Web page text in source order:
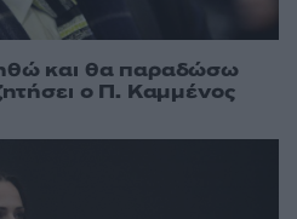
και θα παραδώσω
ο Π. Καμμένος